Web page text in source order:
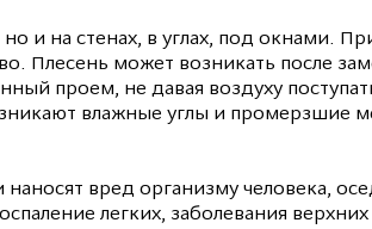
и на стенах, в углах, под окнами.
Плесень может возникать после
проем, не давая воздуху
влажные углы и промерзшие
вред организму человека,
легких, заболевания